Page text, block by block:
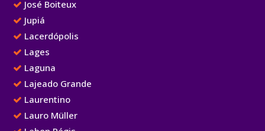
José Boiteux
Jupiá
Lacerdópolis
Lages
Laguna
Lajeado Grande
Laurentino
Lauro Müller